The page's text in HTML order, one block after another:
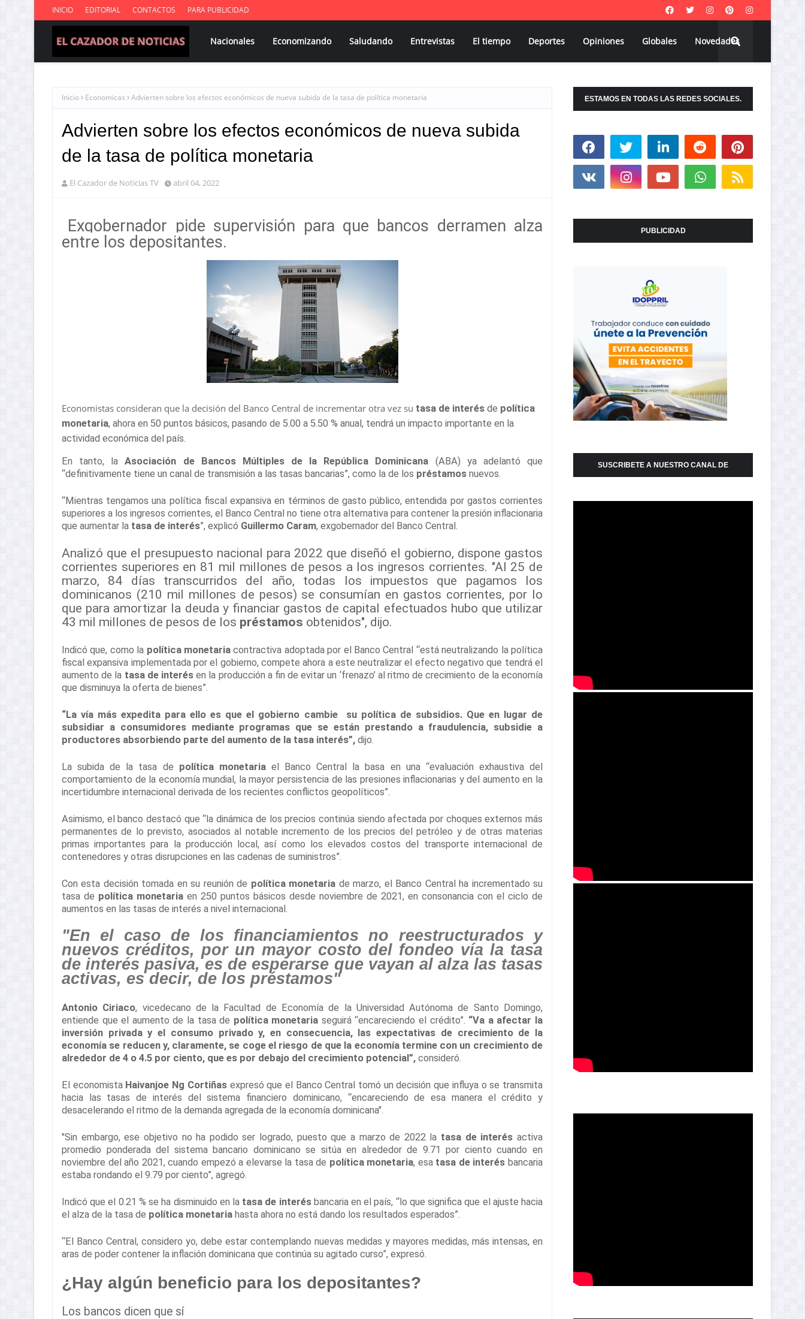
INICIO EDITORIAL CONTACTOS PARA PUBLICIDAD
Nacionales Economizando Saludando Entrevistas El tiempo Deportes Opiniones Globales Novedades
Inicio Economicas Advierten sobre los efectos económicos de nueva subida de la tasa de política monetaria
Advierten sobre los efectos económicos de nueva subida
de la tasa de política monetaria
El Cazador de Noticias TV abril 04, 2022
Exgobernador pide supervisión para que bancos derramen alza
entre los depositantes.
Economistas consideran que la decisión del Banco Central de incrementar otra vez su tasa de interés de política
monetaria, ahora en 50 puntos básicos, pasando de 5.00 a 5.50 % anual, tendrá un impacto importante en la
actividad económica del país.
En tanto, laAsociación de Bancos Múltiples de la República Dominicana (ABA) ya adelantó que
“definitivamente tiene un canal de transmisión a las tasas bancarias”, como la de los préstamos nuevos.
“Mientras tengamos una política fiscal expansiva en términos de gasto público, entendida por gastos corrientes
superiores a los ingresos corrientes, el Banco Central no tiene otra alternativa para contener la presión inflacionaria
que aumentar la tasa de interés”, explicó Guillermo Caram, exgobernador del Banco Central.
Analizó que el presupuesto nacional para 2022 que diseñó el gobierno, dispone gastos
corrientes superiores en 81 mil millones de pesos a los ingresos corrientes. "Al 25 de
marzo, 84 días transcurridos del año, todas los impuestos que pagamos los
dominicanos (210 mil millones de pesos) se consumían en gastos corrientes, por lo
que para amortizar la deuda y financiar gastos de capital efectuados hubo que utilizar
43 mil millones de pesos de los préstamos obtenidos", dijo.
Indicó que, como la política monetaria contractiva adoptada por el Banco Central “está neutralizando la política
fiscal expansiva implementada por el gobierno, compete ahora a este neutralizar el efecto negativo que tendrá el
aumento de la tasa de interésen la producción a fin de evitar un ‘frenazo’ al ritmo de crecimiento de la economía
que disminuya la oferta de bienes”.
“La vía más expedita para ello es que el gobierno cambie su política de subsidios. Que en lugar de
subsidiar a consumidores mediante programas que se están prestando a fraudulencia, subsidie a
productores absorbiendo parte del aumento de la tasa interés”, dijo.
La subida de la tasa de política monetariael Banco Central la basa en una “evaluación exhaustiva del
comportamiento de la economía mundial, la mayor persistencia de las presiones inflacionarias y del aumento en la
incertidumbre internacional derivada de los recientes conflictos geopolíticos”.
Asimismo, el banco destacó que “la dinámica de los precios continúa siendo afectada por choques externos más
permanentes de lo previsto, asociados al notable incremento de los precios del petróleo y de otras materias
primas importantes para la producción local, así como los elevados costos del transporte internacional de
contenedores y otras disrupciones en las cadenas de suministros”.
Con esta decisión tomada en su reunión de política monetaria de marzo, el Banco Central ha incrementado su
tasa de política monetaria en 250 puntos básicos desde noviembre de 2021, en consonancia con el ciclo de
aumentos en las tasas de interés a nivel internacional.
"En el caso de los financiamientos no reestructurados y
nuevos créditos, por un mayor costo del fondeo vía la tasa
de interés pasiva, es de esperarse que vayan al alza las tasas
activas, es decir, de los préstamos"
Antonio Ciriaco, vicedecano de la Facultad de Economía de la Universidad Autónoma de Santo Domingo,
entiende que el aumento de la tasa de política monetaria seguirá “encareciendo el crédito”. “Va a afectar la
inversión privada y el consumo privado y, en consecuencia, las expectativas de crecimiento de la
economía se reducen y, claramente, se coge el riesgo de que la economía termine con un crecimiento de
alrededor de 4 o 4.5 por ciento, que es por debajo del crecimiento potencial”, consideró.
El economista Haivanjoe Ng Cortiñasexpresó que el Banco Central tomó un decisión que influya o se transmita
hacia las tasas de interés del sistema financiero dominicano, “encareciendo de esa manera el crédito y
desacelerando el ritmo de la demanda agregada de la economía dominicana".
"Sin embargo, ese objetivo no ha podido ser logrado, puesto que a marzo de 2022 la tasa de interés activa
promedio ponderada del sistema bancario dominicano se sitúa en alrededor de 9.71 por ciento cuando en
noviembre del año 2021, cuando empezó a elevarse la tasa de política monetaria, esa tasa de interés bancaria
estaba rondando el 9.79 por ciento”, agregó.
Indicó que el 0.21 % se ha disminuido en la tasa de interésbancaria en el país, “lo que significa que el ajuste hacia
el alza de la tasa de política monetaria hasta ahora no está dando los resultados esperados”.
“El Banco Central, considero yo, debe estar contemplando nuevas medidas y mayores medidas, más intensas, en
aras de poder contener la inflación dominicana que continúa su agitado curso”, expresó.
¿Hay algún beneficio para los depositantes?
Los bancos dicen que sí
ESTAMOS EN TODAS LAS REDES SOCIALES.
PUBLICIDAD
SUSCRIBETE A NUESTRO CANAL DE